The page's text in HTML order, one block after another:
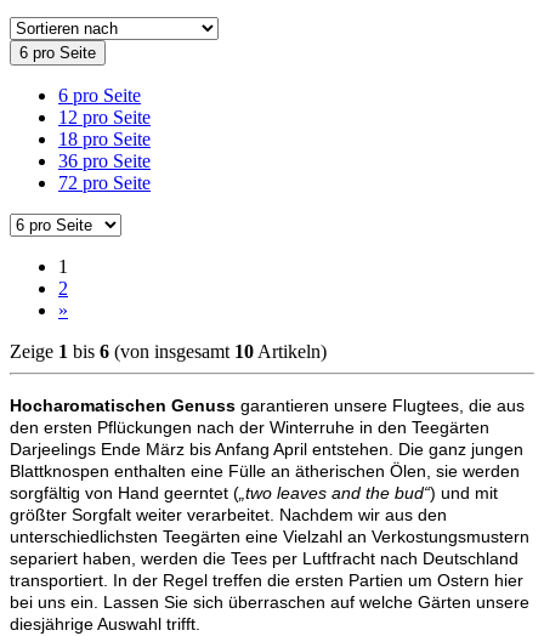
6 pro Seite
6 pro Seite
12 pro Seite
18 pro Seite
36 pro Seite
72 pro Seite
1
2
»
Zeige 1 bis 6 (von insgesamt 10 Artikeln)
Hocharomatischen Genuss garantieren unsere Flugtees, die aus
den ersten Pflückungen nach der Winterruhe in den Teegärten
Darjeelings Ende März bis Anfang April entstehen. Die ganz jungen
Blattknospen enthalten eine Fülle an ätherischen Ölen, sie werden
sorgfältig von Hand geerntet („two leaves and the bud“) und mit
größter Sorgfalt weiter verarbeitet. Nachdem wir aus den
unterschiedlichsten Teegärten eine Vielzahl an Verkostungsmustern
separiert haben, werden die Tees per Luftfracht nach Deutschland
transportiert. In der Regel treffen die ersten Partien um Ostern hier
bei uns ein. Lassen Sie sich überraschen auf welche Gärten unsere
diesjährige Auswahl trifft.